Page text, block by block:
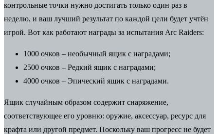
контрольные точки нужно достигать только один раз в
неделю, и ваш лучший результат по каждой цели будет учтён
игрой. Вот как работают награды за испытания Arc Raiders:
1000 очков – необычный ящик с наградами;
2500 очков – Редкий ящик с наградами;
4000 очков – Эпический ящик с наградами.
Ящик случайным образом содержит снаряжение,
соответствующее его уровню: оружие, аксессуар, ресурс для
крафта или другой предмет. Поскольку ваш прогресс не будет